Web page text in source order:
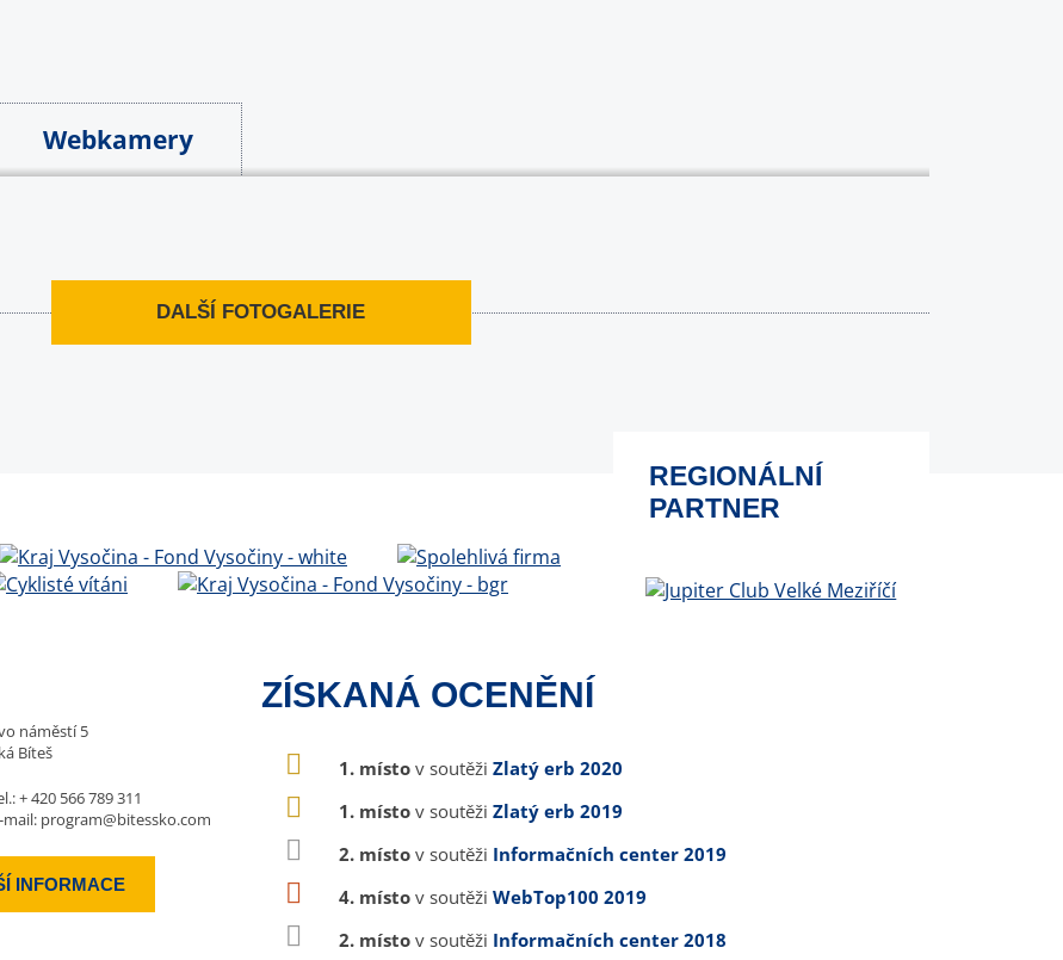
Webkamery
DALŠÍ FOTOGALERIE
REGIONÁLNÍ
PARTNER
náměstí 5
Bíteš
+ 420 566 789 311
mail: program@bitessko.com
INFORMACE
ZÍSKANÁ OCENĚNÍ
1. místo v soutěži Zlatý erb 2020
1. místo v soutěži Zlatý erb 2019
2. místo v soutěži Informačních center 2019
4. místo v soutěži WebTop100 2019
2. místo v soutěži Informačních center 2018